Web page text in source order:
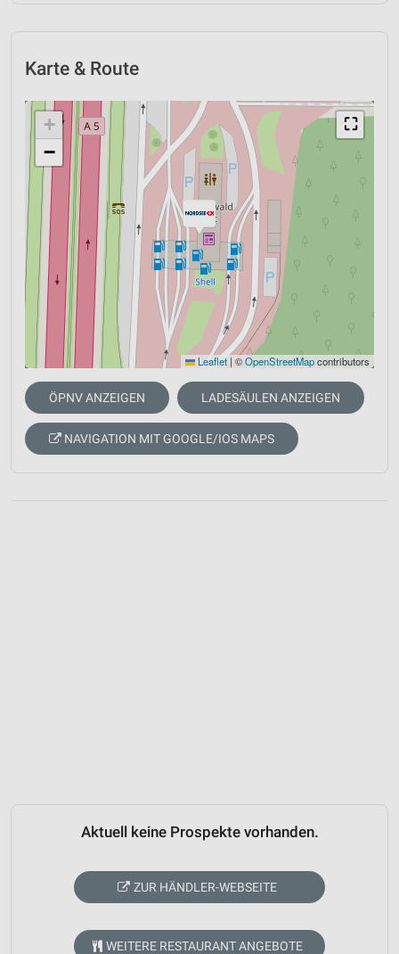
Karte & Route
⛶
+
−
Leaflet | ©OpenStreetMapcontributors
ÖPNV ANZEIGEN LADESÄULEN ANZEIGEN
NAVIGATION MIT GOOGLE/IOS MAPS
Aktuell keine Prospekte vorhanden.
ZUR HÄNDLER-WEBSEITE
WEITERE RESTAURANT ANGEBOTE